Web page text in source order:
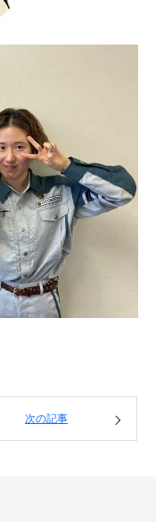
次の記事